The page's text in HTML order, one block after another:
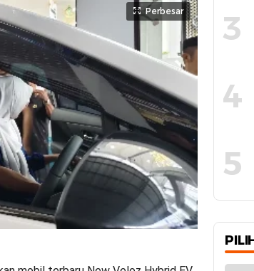
Perbesar 3
4
5